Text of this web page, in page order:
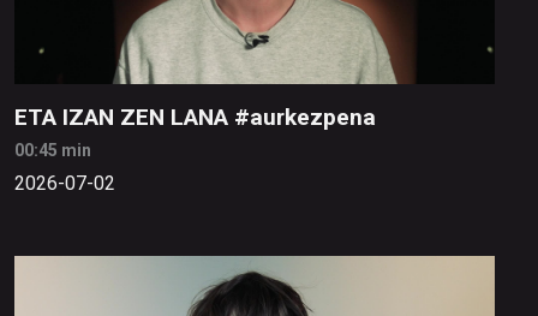
ETA IZAN ZEN LANA #aurkezpena
00:45 min
2026-07-02